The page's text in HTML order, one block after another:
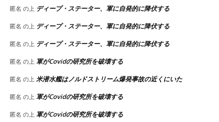
匿名 の上 ディープ・ステーター、軍に自発的に降伏する
匿名 の上 ディープ・ステーター、軍に自発的に降伏する
匿名 の上 ディープ・ステーター、軍に自発的に降伏する
匿名 の上 軍がCovidの研究所を破壊する
匿名 の上 米潜水艦はノルドストリーム爆発事故の近くにいた
匿名 の上 軍がCovidの研究所を破壊する
匿名 の上 軍がCovidの研究所を破壊する